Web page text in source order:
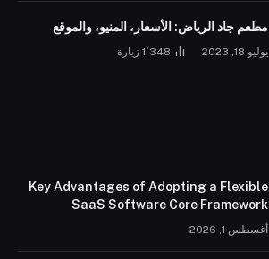
مطعم جاد الرياض: الأسعار، المنيو، والموقع
يوليو 18, 2023 1٬348 زيارة
Key Advantages of Adopting a Flexible
SaaS Software Core Framework
أغسطس 1, 2026